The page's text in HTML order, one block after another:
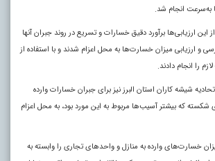
به‌سرعت انجام شد.
این ارزیابی‌ها برآورد دقیق خسارات و تسریع در روند جبران آنها
تیم برای بررسی و ارزیابی میزان خسارت‌ها به محل اعزام شدند و با استفاده از
را انجام دادند.
شیشه کاران استان البرز نیز برای جبران خسارات وارده
که بیشتر آسیب‌ها مربوط به این مورد بود، به محل اعزام
خسارت‌های وارده به منازل و واحدهای تجاری را وابسته به